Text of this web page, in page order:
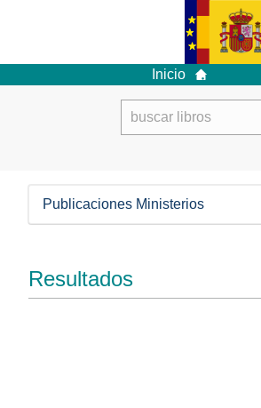
Inicio
Publicaciones Ministerios
Resultados